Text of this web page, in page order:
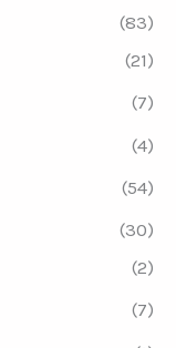
(83)
(21)
(7)
(4)
(54)
(30)
(2)
(7)